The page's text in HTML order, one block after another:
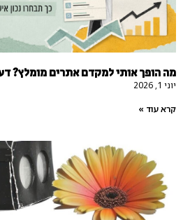
מה הופך אותי למקדם אתרים מומלץ?
יוני 1, 2026
קרא עוד »